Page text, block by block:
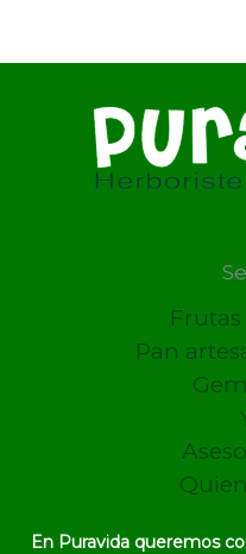
Pan
En Puravida queremos